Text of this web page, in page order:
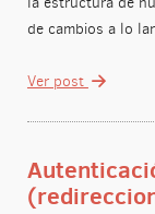
de cambios a lo
Ver post